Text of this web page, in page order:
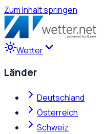
Zum Inhalt springen
Wetter
Länder
Deutschland
Österreich
Schweiz